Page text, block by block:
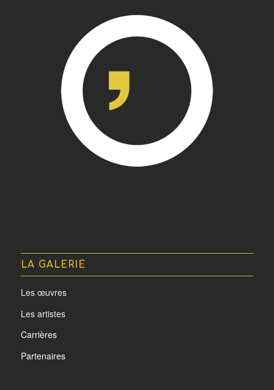
LA GALERIE
Les œuvres
Les artistes
Carrières
Partenaires